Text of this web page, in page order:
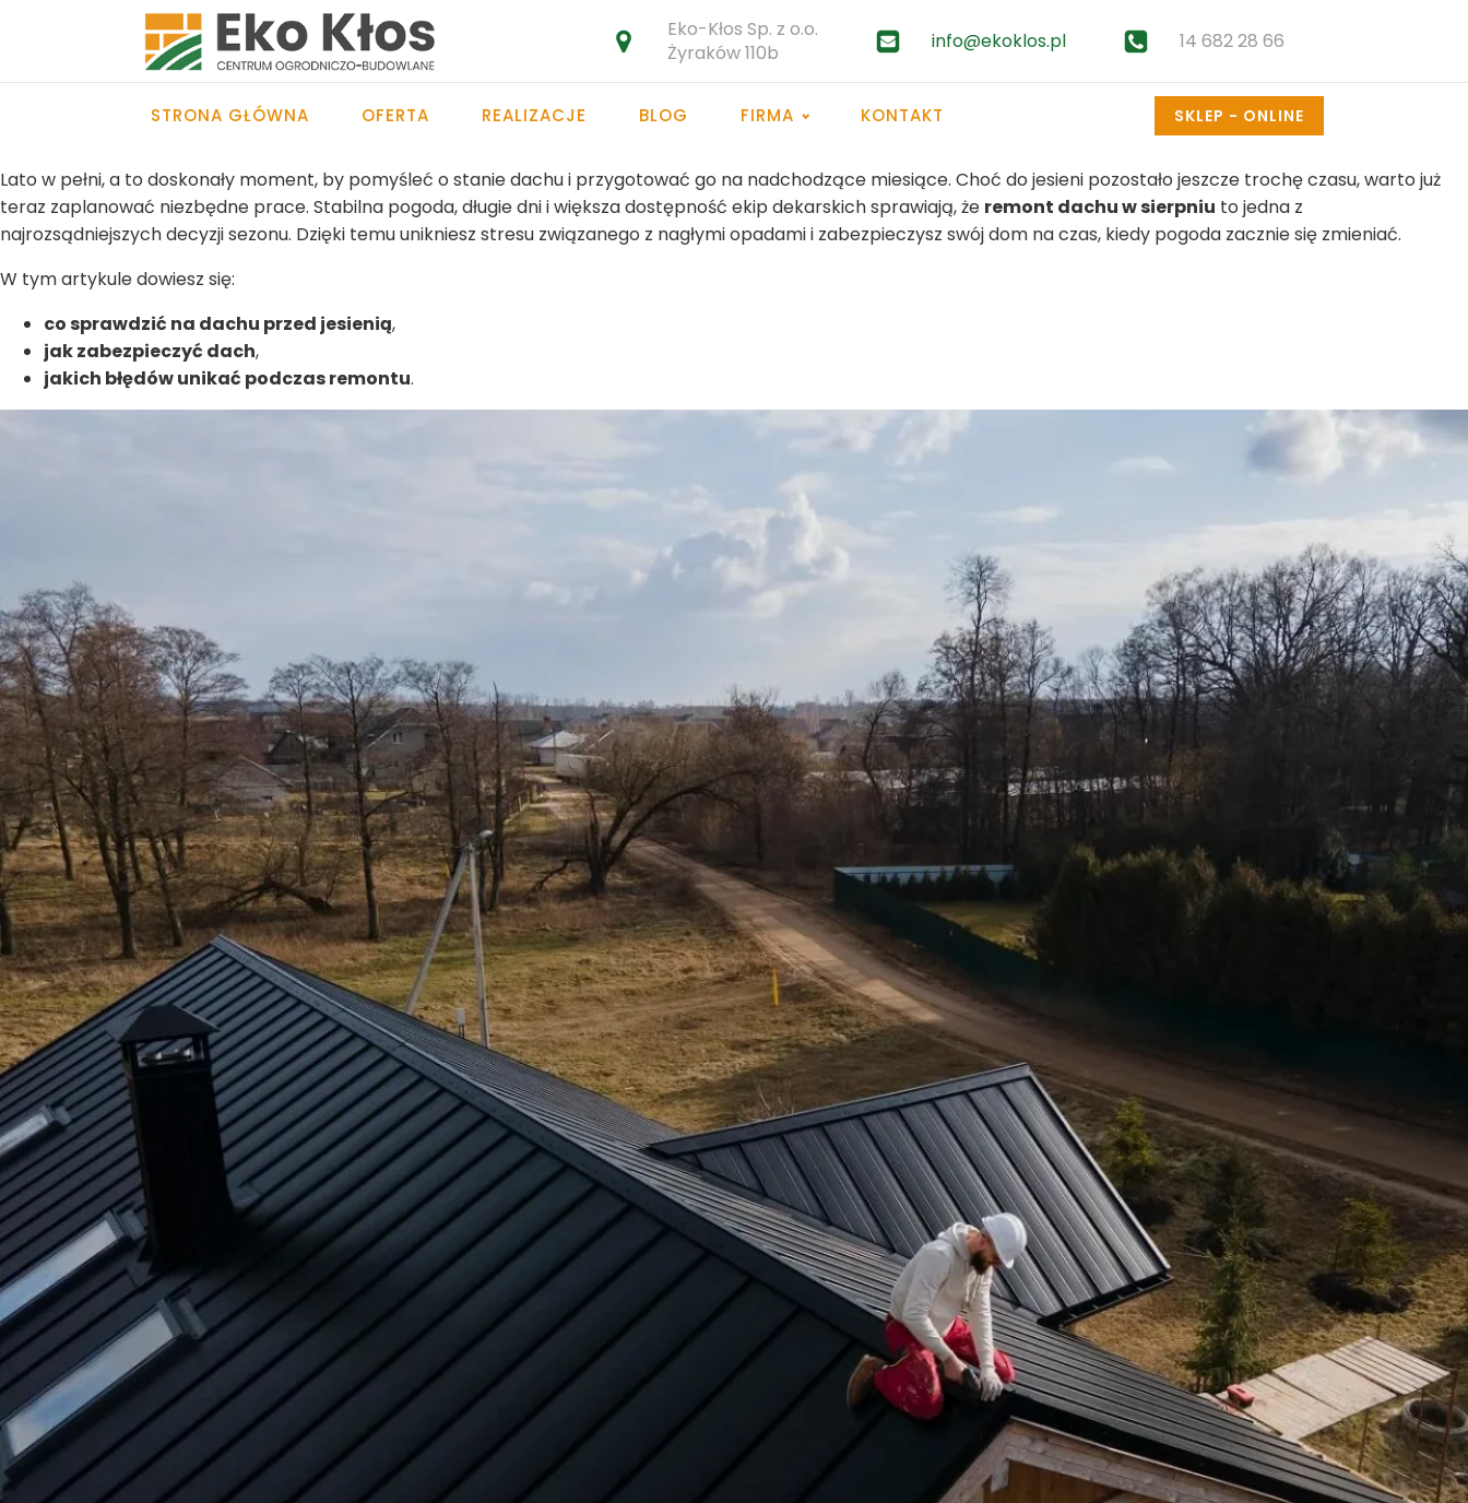
Eko-Kłos Sp. z o.o.
Żyraków 110b
info@ekoklos.pl 14 682 28 66
STRONA GŁÓWNA OFERTA REALIZACJE BLOG FIRMA KONTAKT SKLEP - ONLINE
Lato w pełni, a to doskonały moment, by pomyśleć o stanie dachu i przygotować go na nadchodzące miesiące. Choć do jesieni pozostało jeszcze trochę czasu, warto już
teraz zaplanować niezbędne prace. Stabilna pogoda, długie dni i większa dostępność ekip dekarskich sprawiają, że remont dachu w sierpniu to jedna z
najrozsądniejszych decyzji sezonu. Dzięki temu unikniesz stresu związanego z nagłymi opadami i zabezpieczysz swój dom na czas, kiedy pogoda zacznie się zmieniać.
W tym artykule dowiesz się:
co sprawdzić na dachu przed jesienią,
jak zabezpieczyć dach,
jakich błędów unikać podczas remontu.